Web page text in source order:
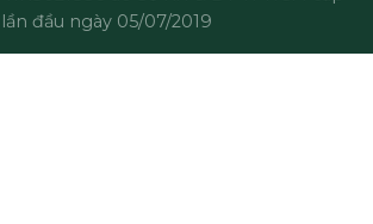
lần đầu ngày 05/07/2019